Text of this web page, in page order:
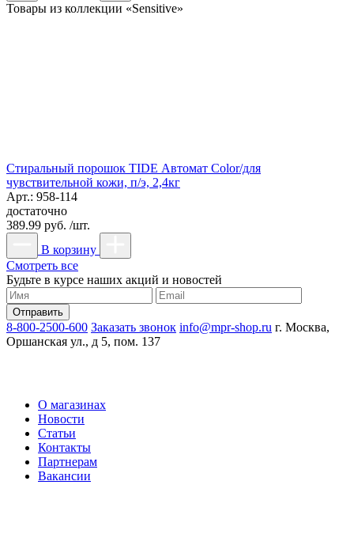
Товары из коллекции «Sensitive»
Стиральный порошок TIDE Автомат Color/для
чувствительной кожи, п/э, 2,4кг
Арт.: 958-114
достаточно
389.99 руб. /шт.
В корзину
Смотреть все
Будьте в курсе наших акций и новостей
8-800-2500-600 Заказать звонок info@mpr-shop.ru г. Москва,
Оршанская ул., д 5, пом. 137
О магазинах
Новости
Статьи
Контакты
Партнерам
Вакансии